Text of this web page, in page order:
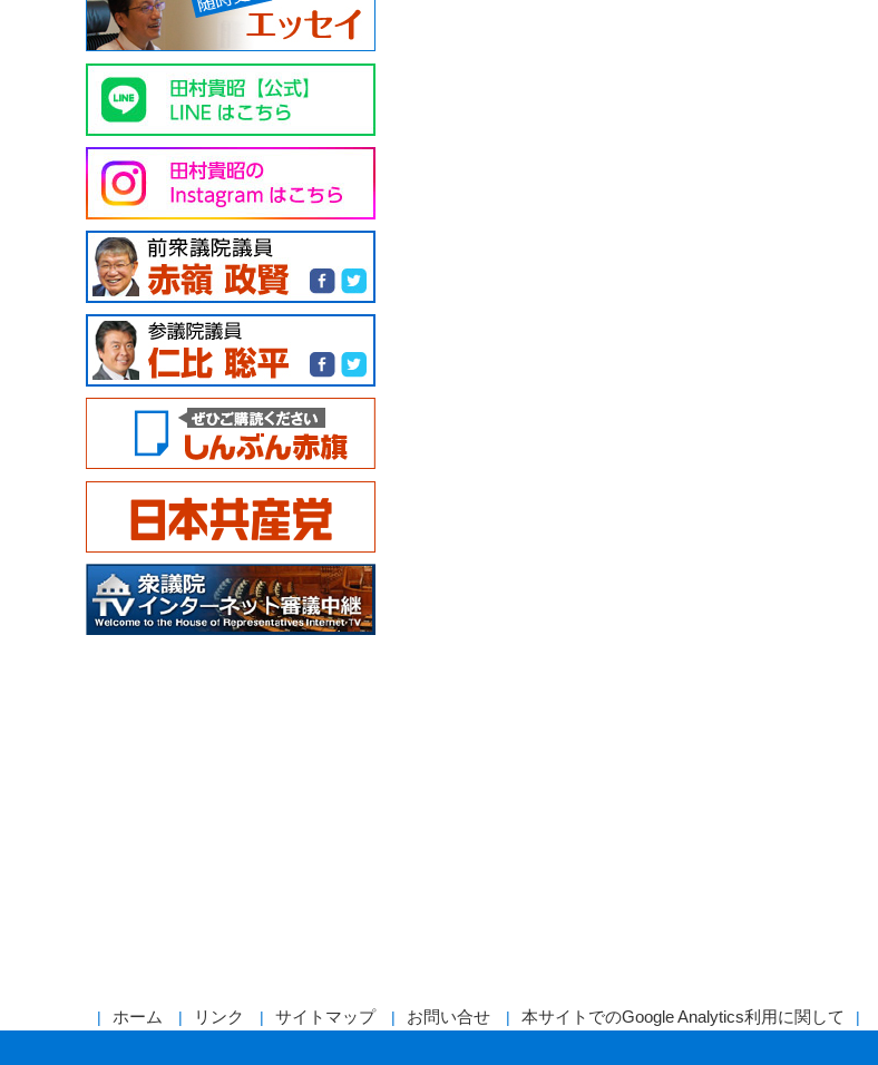
ホーム リンク サイトマップ お問い合せ 本サイトでのGoogle Analytics利用に関して